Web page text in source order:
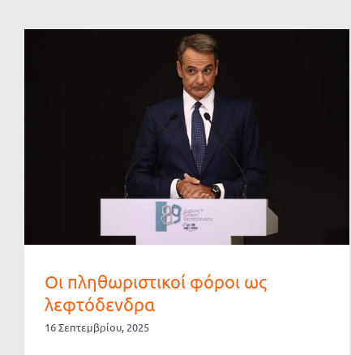
Οι πληθωριστικοί φόροι ως
λεφτόδενδρα
16 Σεπτεμβρίου, 2025